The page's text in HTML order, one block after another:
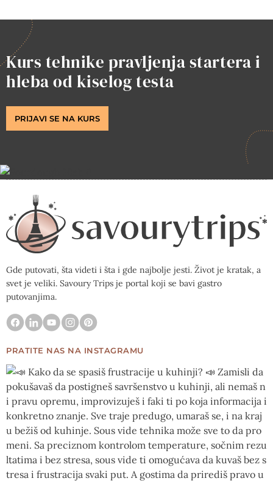
Kurs tehnike pravljenja startera i
hleba od kiselog testa
PRIJAVI SE NA KURS
Gde putovati, šta videti i šta i gde najbolje jesti. Život je kratak, a
svet je veliki. Savoury Trips je portal koji se bavi gastro
putovanjima.
PRATITE NAS NA INSTAGRAMU